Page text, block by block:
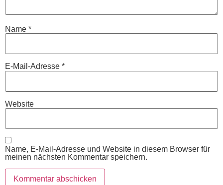
Name *
E-Mail-Adresse *
Website
Name, E-Mail-Adresse und Website in diesem Browser für
meinen nächsten Kommentar speichern.